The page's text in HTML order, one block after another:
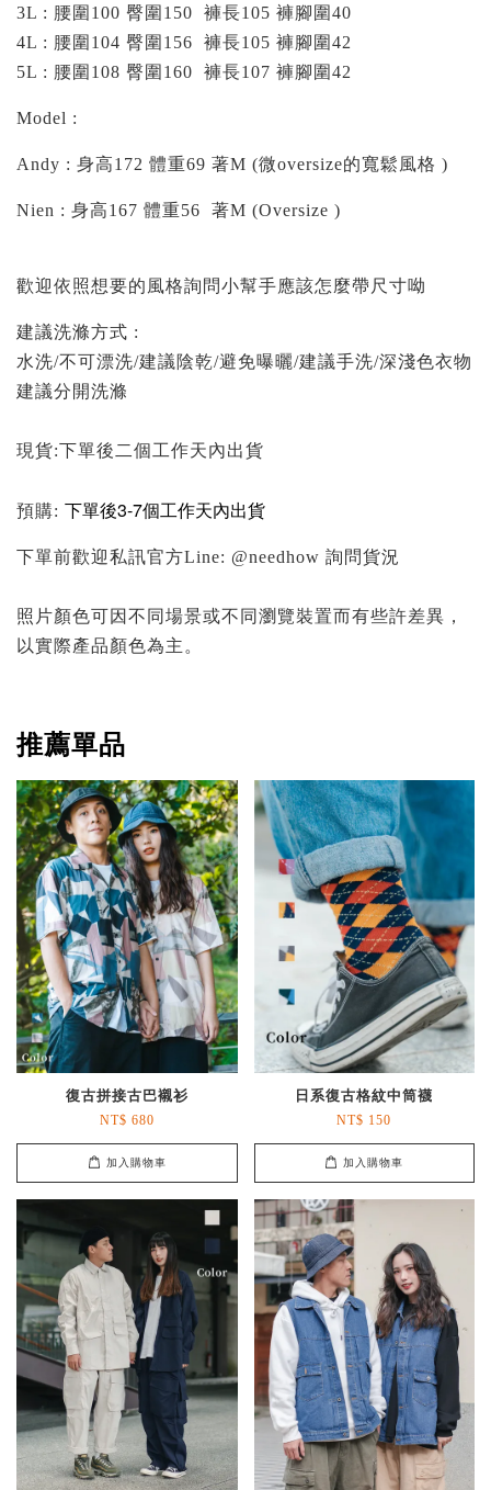
3L : 腰圍100 臀圍150 褲長105 褲腳圍40
4L : 腰圍104 臀圍156 褲長105 褲腳圍42
5L : 腰圍108 臀圍160 褲長107 褲腳圍42
Model :
Andy : 身高172 體重69 著M (微oversize的寬鬆風格 )
Nien : 身高167 體重56 著M (Oversize )
歡迎依照想要的風格詢問小幫手應該怎麼帶尺寸呦
建議洗滌方式 :
水洗/不可漂洗/建議陰乾/避免曝曬/建議手洗/深淺色衣物
建議分開洗滌
現貨:下單後二個工作天內出貨
預購: 下單後3-7個工作天內出貨
下單前歡迎私訊官方Line: @needhow 詢問貨況
照片顏色可因不同場景或不同瀏覽裝置而有些許差異，
以實際產品顏色為主。
推薦單品
復古拼接古巴襯衫
NT$ 680
加入購物車
日系復古格紋中筒襪
NT$ 150
加入購物車